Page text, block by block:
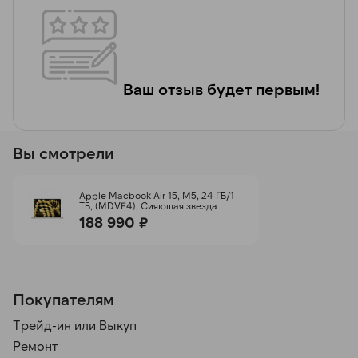
Ваш отзыв будет первым!
Вы смотрели
Apple Macbook Air 15, M5, 24 ГБ/1
ТБ, (MDVF4), Сияющая звезда
188 990 ₽
Покупателям
Трейд-ин или Выкуп
Ремонт